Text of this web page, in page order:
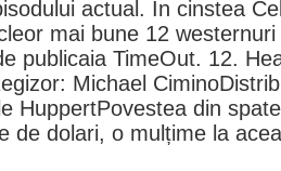
actual. În cinstea
mai bune 12
publicaia TimeOut. 12.
Michael
HuppertPovestea din
de dolari, o mulțime la